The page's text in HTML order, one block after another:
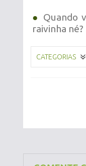
● Quando
raivinha
CATEGORIAS